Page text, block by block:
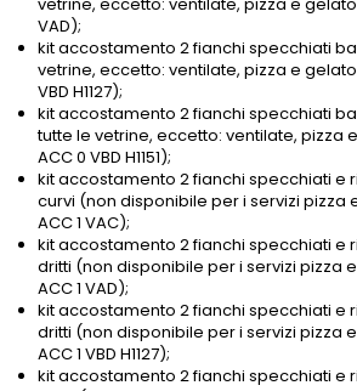
vetrine, eccetto: ventilate, pizza e
VAD);
kit accostamento 2 fianchi specchiati
vetrine, eccetto: ventilate, pizza e
VBD H1127);
kit accostamento 2 fianchi specchiati
tutte le vetrine, eccetto: ventilate, pizza
ACC 0 VBD H1151);
kit accostamento 2 fianchi specchiati e
curvi (non disponibile per i servizi pizza
ACC 1 VAC);
kit accostamento 2 fianchi specchiati e
dritti (non disponibile per i servizi pizza
ACC 1 VAD);
kit accostamento 2 fianchi specchiati e
dritti (non disponibile per i servizi pizza
ACC 1 VBD H1127);
kit accostamento 2 fianchi specchiati e